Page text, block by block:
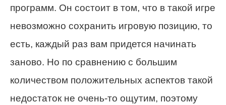
программ. Он состоит в том, что в такой игре
невозможно сохранить игровую позицию, то
есть, каждый раз вам придется начинать
заново. Но по сравнению с большим
количеством положительных аспектов такой
недостаток не очень-то ощутим, поэтому